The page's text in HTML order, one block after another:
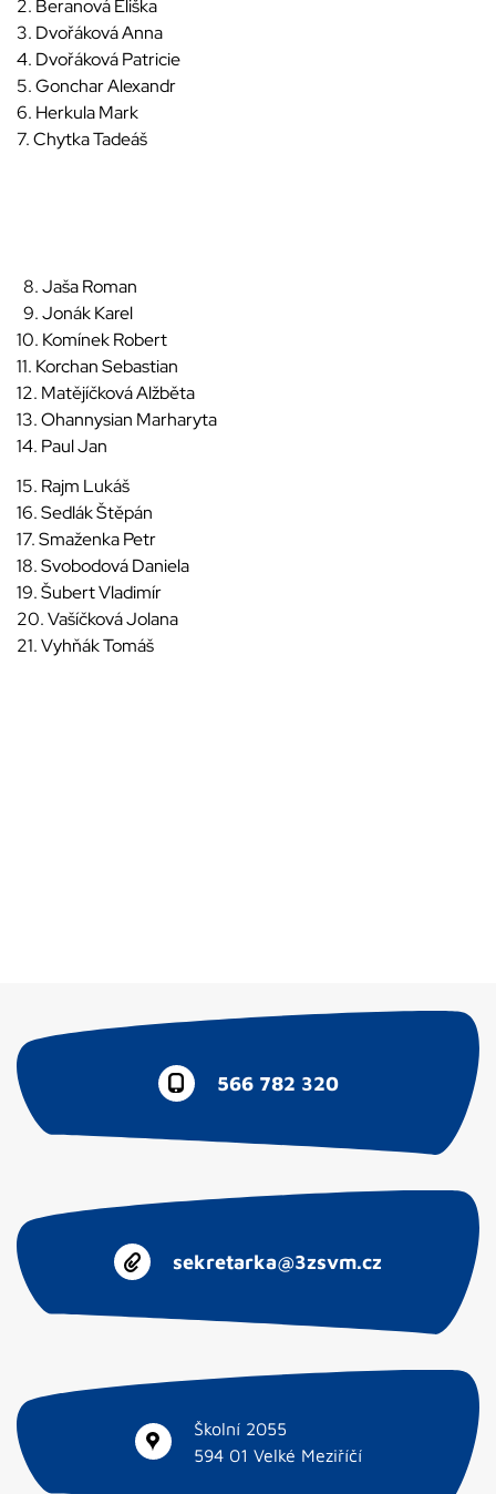
2. Beranová Eliška
3. Dvořáková Anna
4. Dvořáková Patricie
5. Gonchar Alexandr
6. Herkula Mark
7. Chytka Tadeáš
8. Jaša Roman
9. Jonák Karel
10. Komínek Robert
11. Korchan Sebastian
12. Matějíčková Alžběta
13. Ohannysian Marharyta
14. Paul Jan
15. Rajm Lukáš
16. Sedlák Štěpán
17. Smaženka Petr
18. Svobodová Daniela
19. Šubert Vladimír
20. Vašíčková Jolana
21. Vyhňák Tomáš
566 782 320
sekretarka@3zsvm.cz
Školní 2055
594 01 Velké Meziříčí